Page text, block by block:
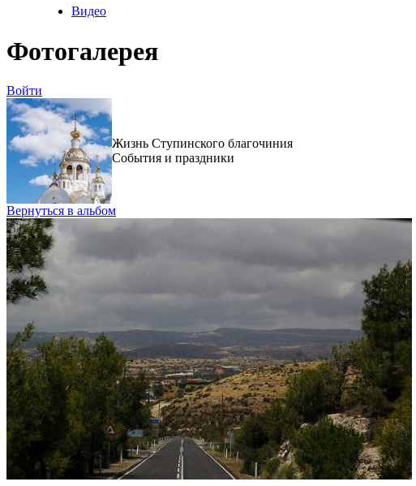
Видео
Фотогалерея
Войти
Жизнь Ступинского благочиния
События и праздники
Вернуться в альбом